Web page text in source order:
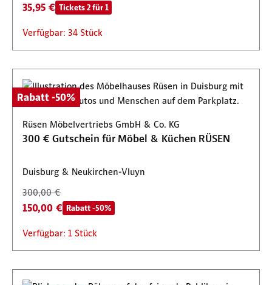
35,95 € Tickets 2 für 1
Verfügbar: 34 Stück
Rabatt -50%
Rüsen Möbelvertriebs GmbH & Co. KG
300 € Gutschein für Möbel & Küchen RÜSEN
Duisburg & Neukirchen-Vluyn
300,00 €
150,00 € Rabatt -50%
Verfügbar: 1 Stück